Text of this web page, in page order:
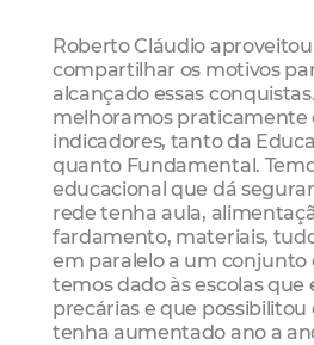
Roberto Cláudio
compartilhar os motivos
alcançado essas
melhoramos praticamente
indicadores, tanto da
quanto Fundamental.
educacional que dá
rede tenha aula,
fardamento, materiais,
em paralelo a um conjunto
temos dado às escolas que
precárias e que
tenha aumentado ano a